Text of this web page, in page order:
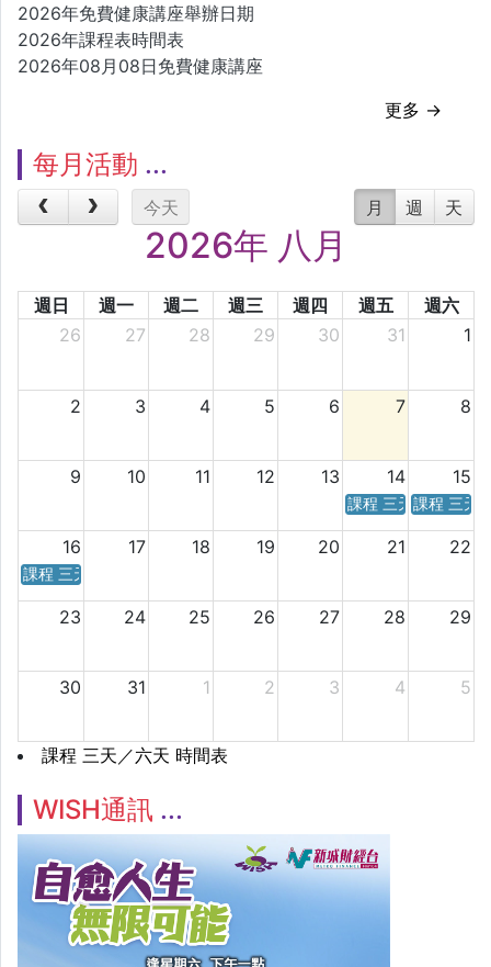
2026年免費健康講座舉辦日期
2026年課程表時間表
2026年08月08日免費健康講座
更多 →
每月活動
今天 月 週 天
2026年 八月
週日 週一 週二 週三 週四 週五
週六
26
27 28 29 30 31 1
2 3 4 5 6 7 8
9 10 11 12 13 14 15
課程 三天／六天 時
課程 三天
16 17 18 19 20 21 22
課程 三天／六天 時間表
23 24 25 26 27 28 29
30 31 1 2 3 4 5
課程 三天／六天 時間表
WISH通訊